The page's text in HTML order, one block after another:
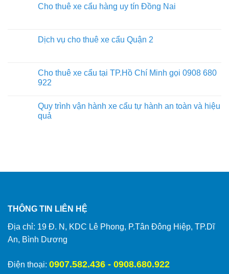
Cho thuê xe cẩu hàng uy tín Đồng Nai
Dịch vụ cho thuê xe cẩu Quận 2
Cho thuê xe cẩu tại TP.Hồ Chí Minh gọi 0908 680
922
Quy trình vận hành xe cẩu tự hành an toàn và hiệu
quả
THÔNG TIN LIÊN HỆ
Địa chỉ: 19 Đ. N, KDC Lê Phong, P.Tân Đông Hiệp, TP.Dĩ
An, Bình Dương
Điện thoại: 0907.582.436 - 0908.680.922